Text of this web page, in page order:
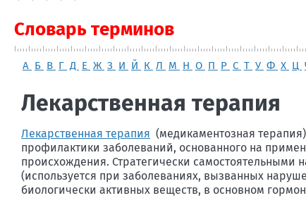
Словарь терминов
А Б В Г Д Е Ж З И Й К Л М Н О П Р С Т У Ф Х Ц
Лекарственная терапия
Лекарственная терапия (медикаментозная
профилактики заболеваний, основанного на
происхождения. Стратегически самостоятельными
(используется при заболеваниях, вызванных
биологически активных веществ, в основном